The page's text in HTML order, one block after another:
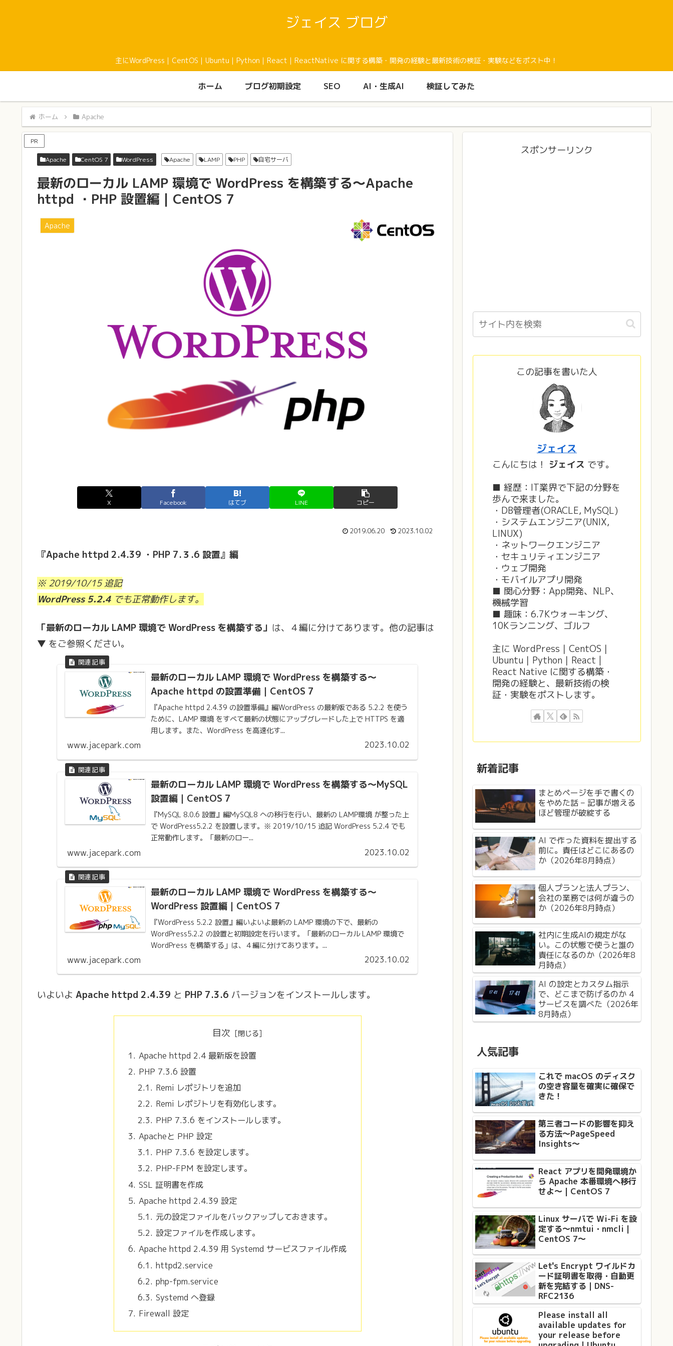
ジェイス ブログ
主にWordPress｜CentOS｜Ubuntu｜Python｜React｜ReactNative に関する構築・開発の経験と最新技術の検証・実験などをポスト中！
ホーム ブログ初期設定 SEO AI・生成AI 検証してみた
ホーム Apache
PR
Apache CentOS 7 WordPress Apache LAMP PHP 自宅サーバ
最新のローカル LAMP 環境で WordPress を構築する〜Apache
httpd ・PHP 設置編｜CentOS 7
Apache
X Facebook はてブ LINE コピー
2019.06.20 2023.10.02
『Apache httpd 2.4.39 ・PHP 7.３.6 設置』編
※ 2019/10/15 追記
WordPress 5.2.4 でも正常動作します。
「最新のローカル LAMP 環境で WordPress を構築する」 は、４編に分けてあります。他の記事は
▼ をご参照ください。
最新のローカル LAMP 環境で WordPress を構築する〜
Apache httpd の設置準備｜CentOS 7
『Apache httpd 2.4.39 の設置準備』編WordPress の最新版である 5.2.2 を使う
ために、LAMP 環境 をすべて最新の状態にアップグレードした上で HTTPS を適
用します。また、WordPress を高速化す...
www.jacepark.com 2023.10.02
最新のローカル LAMP 環境で WordPress を構築する〜MySQL
設置編｜CentOS 7
『MySQL 8.0.6 設置』編MySQL8 への移行を行い、最新の LAMP環境 が整った上
で WordPress5.2.2 を設置します。※ 2019/10/15 追記 WordPress 5.2.4 でも
正常動作します。「最新のロー...
www.jacepark.com 2023.10.02
最新のローカル LAMP 環境で WordPress を構築する〜
WordPress 設置編｜CentOS 7
『WordPress 5.2.2 設置』編いよいよ最新の LAMP 環境の下で、最新の
WordPress5.2.2 の設置と初期設定を行います。「最新のローカル LAMP 環境で
WordPress を構築する」は、４編に分けてあります。...
www.jacepark.com 2023.10.02
いよいよ Apache httpd 2.4.39 と PHP 7.3.6 バージョンをインストールします。
目次
Apache httpd 2.4 最新版を設置
PHP 7.3.6 設置
Remi レポジトリを追加
Remi レポジトリを有効化します。
PHP 7.3.6 をインストールします。
Apacheと PHP 設定
PHP 7.3.6 を設定します。
PHP-FPM を設定します。
SSL 証明書を作成
Apache httpd 2.4.39 設定
元の設定ファイルをバックアップしておきます。
設定ファイルを作成します。
Apache httpd 2.4.39 用 Systemd サービスファイル作成
httpd2.service
php-fpm.service
Systemd へ登録
Firewall 設定
スポンサーリンク
この記事を書いた人
ジェイス
こんにちは！ ジェイス です。
■ 経歴：IT業界で下記の分野を
歩んで来ました。
・DB管理者(ORACLE, MySQL)
・システムエンジニア(UNIX,
LINUX)
・ネットワークエンジニア
・セキュリティエンジニア
・ウェブ開発
・モバイルアプリ開発
■ 関心分野：App開発、NLP、
機械学習
■ 趣味：6.7Kウォーキング、
10Kランニング、ゴルフ
主に WordPress｜CentOS｜
Ubuntu｜Python｜React |
React Native に関する構築・
開発の経験と、最新技術の検
証・実験をポストします。
新着記事
まとめページを手で書くの
をやめた話 – 記事が増える
ほど管理が破綻する
AI で作った資料を提出する
前に。責任はどこにあるの
か（2026年8月時点）
個人プランと法人プラン、
会社の業務では何が違うの
か（2026年8月時点）
社内に生成AIの規定がな
い。この状態で使うと誰の
責任になるのか（2026年8
月時点）
AI の設定とカスタム指示
で、どこまで防げるのか 4
サービスを調べた（2026年
8月時点）
人気記事
これで macOS のディスク
の空き容量を確実に確保で
きた！
第三者コードの影響を抑え
る方法〜PageSpeed
Insights〜
React アプリを開発環境か
ら Apache 本番環境へ移行
せよ〜 | CentOS 7
Linux サーバで Wi-Fi を設
定する〜nmtui・nmcli｜
CentOS 7〜
Let's Encrypt ワイルドカ
ード証明書を取得・自動更
新を完結する｜DNS-
RFC2136
Please install all
available updates for
your release before